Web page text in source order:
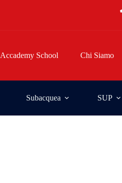
Accademy School Chi Siamo
Subacquea SUP